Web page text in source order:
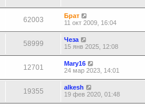
62003
Брат
11 окт 2009, 16:04
58999
Чеза
15 янв 2025, 12:08
12701
Mary16
24 мар 2023, 14:01
19355
alkesh
19 фев 2020, 01:48